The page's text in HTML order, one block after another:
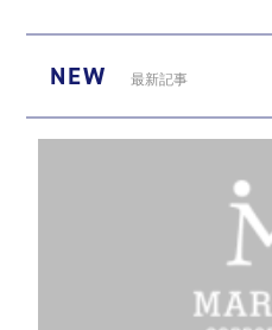
NEW 最新記事